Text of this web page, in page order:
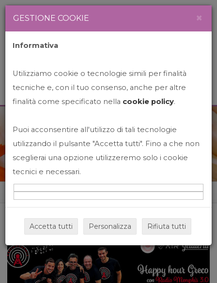
News&Events
Home News&events
GESTIONE COOKIE ×
Informativa
Utilizziamo cookie o tecnologie simili per finalità
tecniche e, con il tuo consenso, anche per altre
finalità come specificato nella cookie policy.
Puoi acconsentire all'utilizzo di tali tecnologie
utilizzando il pulsante "Accetta tutti". Fino a che non
sceglierai una opzione utilizzeremo solo i cookie
tecnici e necessari.
Accetta tutti Personalizza Rifiuta tutti